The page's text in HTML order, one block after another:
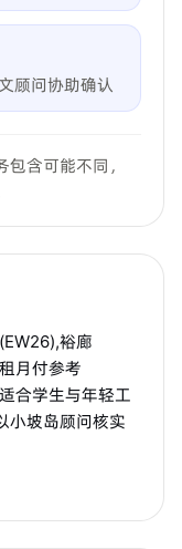
顾问协助确认
含可能不同，
裕廊
月付参考
合学生与年轻工
小坡岛顾问核实